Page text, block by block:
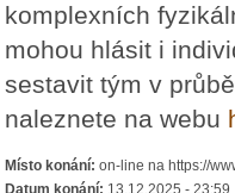
komplexních
mohou hlásit i
sestavit tým v
naleznete na webu
Místo konání: on-line na https://
Datum konání: 13.12.2025 - 23:59